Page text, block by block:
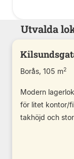
Utvalda
Borås, 105 m2
Modern
för litet kontor/
takhöjd och